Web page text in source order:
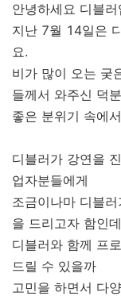
안녕하세요 디블
지난 7월 14일은
요.
비가 많이 오는 궂
들께서 와주신 덕
좋은 분위기 속에
디블러가 강연을
업자분들에게
조금이나마 디블
을 드리고자 함인
디블러와 함께 프
드릴 수 있을까
고민을 하면서 다